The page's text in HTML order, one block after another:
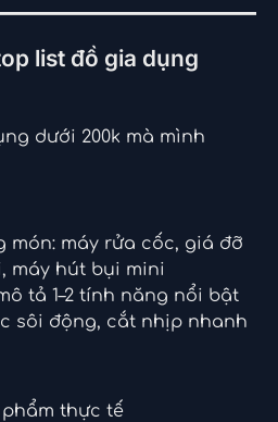
list đồ gia dụng
dưới 200k mà mình
món: máy rửa cốc, giá đỡ
máy hút bụi mini
tả 1–2 tính năng nổi bật
sôi động, cắt nhịp nhanh
thực tế